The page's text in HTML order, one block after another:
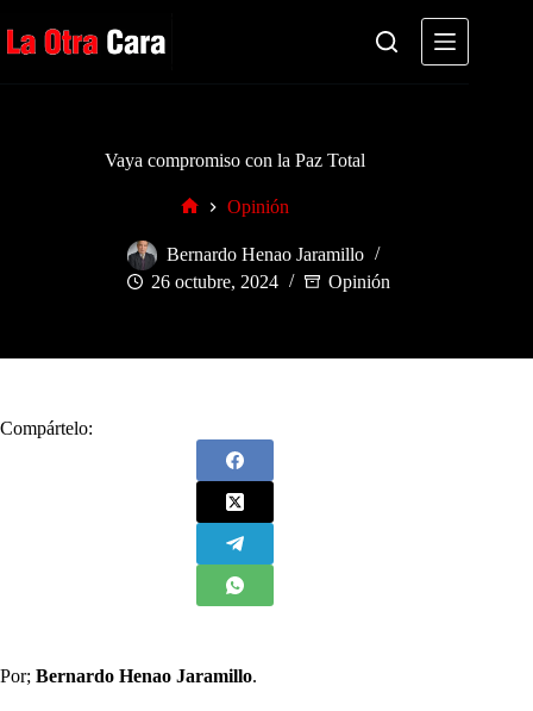
al
contenido
Vaya compromiso con la Paz Total
Opinión
Bernardo Henao Jaramillo
26 octubre, 2024
Opinión
Compártelo:
Por; Bernardo Henao Jaramillo.